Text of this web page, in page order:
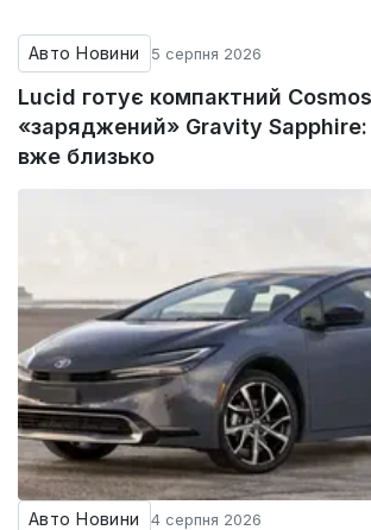
Авто Новини 5 серпня 2026
Lucid готує компактний Cosmos
«заряджений» Gravity
вже близько
Авто Новини 4 серпня 2026